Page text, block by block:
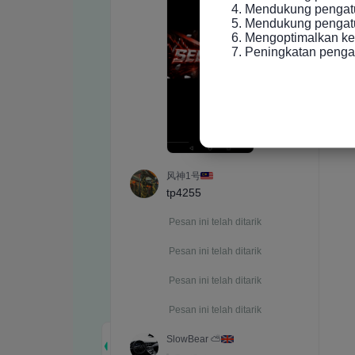
4. Mendukung
5. Mendukung
6. Mengoptimalkan
7. Peningkatan